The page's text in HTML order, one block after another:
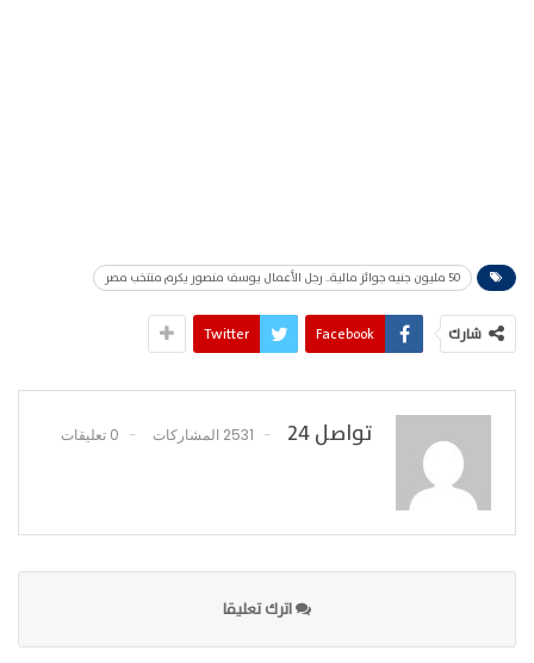
50 مليون جنيه جوائز مالية.. رجل الأعمال يوسف منصور يكرم منتخب مصر
شارك Facebook
Twitter
تواصل 24 2531 المشاركات 0 تعليقات
اترك تعليقا